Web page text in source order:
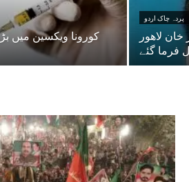
کورونا ویکسین میں
پردہ چاک اردو
لاھور
فرما گئے